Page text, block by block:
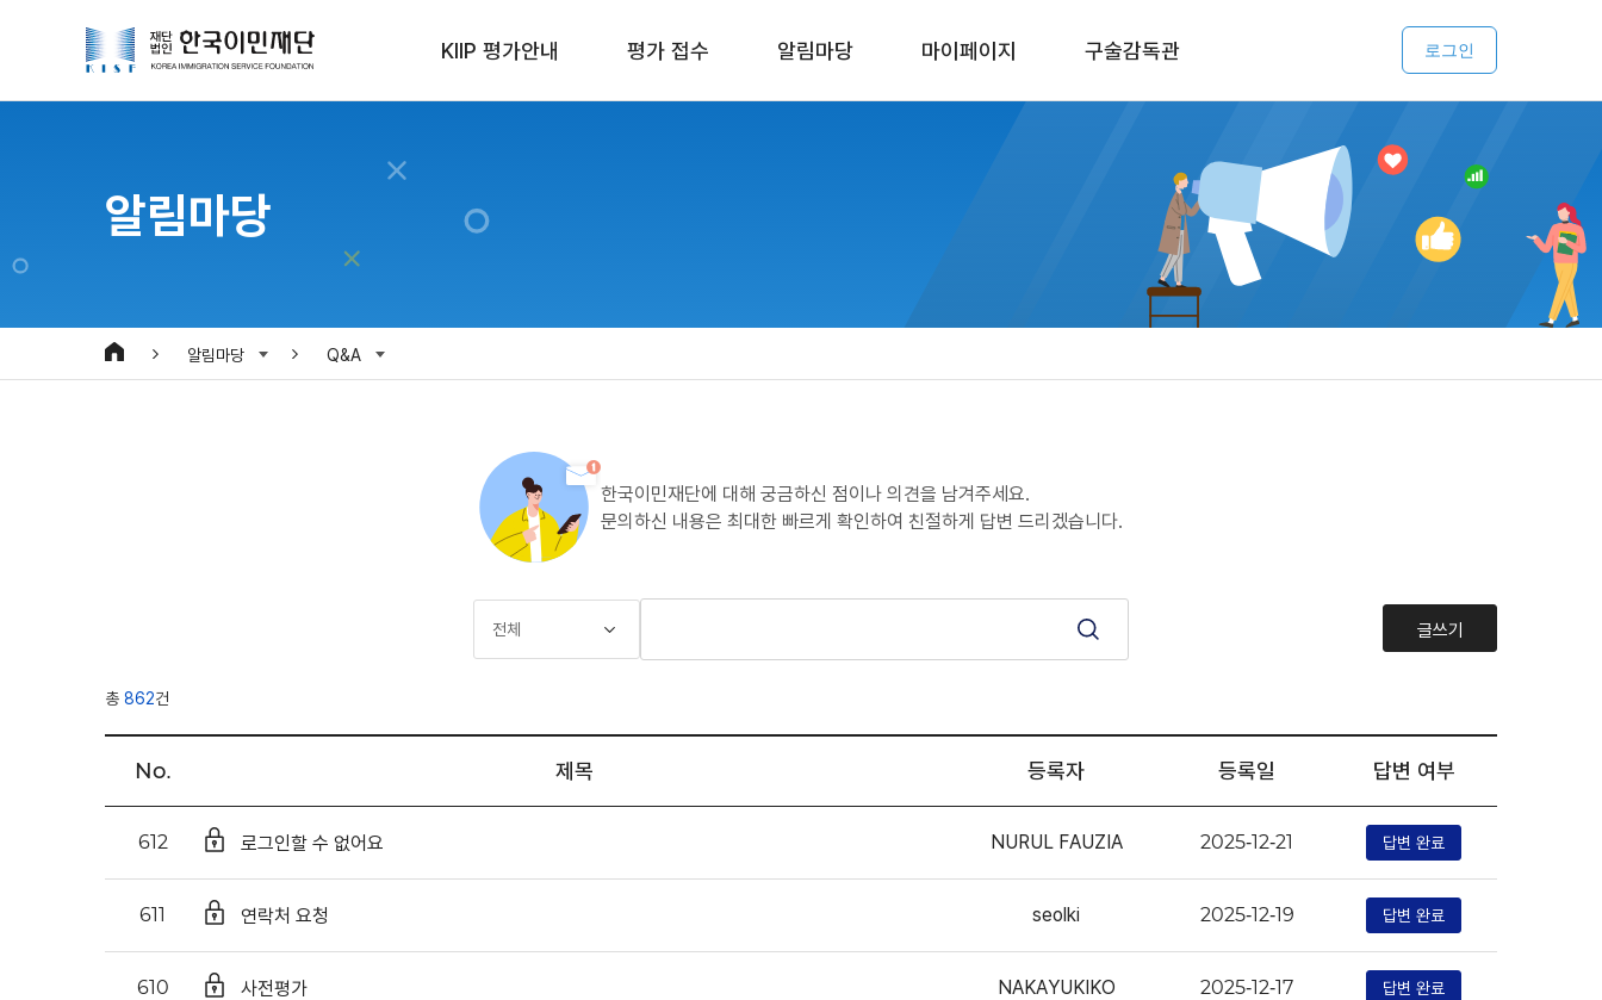
KIIP 평가안내 평가 접수 알림마당 마이페이지 구술감독관 로그인
알림마당
알림마당 Q&A
한국이민재단에 대해 궁금하신 점이나 의견을 남겨주세요.
문의하신 내용은 최대한 빠르게 확인하여 친절하게 답변 드리겠습니다.
총 862건
글쓰기
No. 제목 등록자 등록일 답변 여부
612 로그인할 수 없어요 NURUL FAUZIA 2025-12-21 답변 완료
611 연락처 요청 seolki 2025-12-19 답변 완료
610 사전평가 NAKAYUKIKO 2025-12-17 답변 완료